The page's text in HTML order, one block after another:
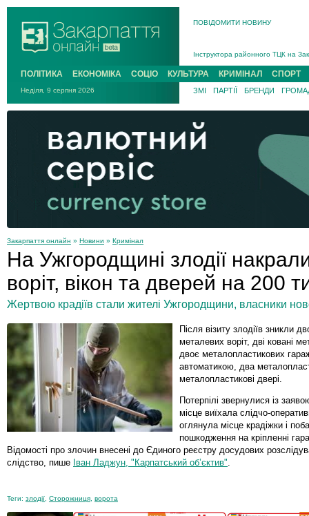
ПОВІДОМИТИ НОВИНУ
Інструктора районного ТЦК на
В Ужгороді попрощаються із
В Ужгороді 5 серпня
Підтвердили загибель
На війні з рф поліг військовий з
На війні загинув 26-річний
ПОЛІТИКА ЕКОНОМІКА СОЦІО КУЛЬТУРА КРИМІНАЛ СПОРТ
Неділя, 9 серпня 2026 ЗМІ ПАРТІЇ БРЕНДИ
Закарпаття онлайн » Новини » Кримінал
На Ужгородщині злодії
воріт, вікон та дверей на 200
Жертвою крадіїв стали жителі Ужгородщини, власники
Після візиту злодіїв зникли
металевих воріт, дві ковані
двоє металопластикових
автоматикою, два
металопластикові двері.
Потерпілі звернулися із
місце виїхала слідчо-
оглянула місце крадіжки і
пошкодження на кріпленні
Відомості про злочин внесені до Єдиного реєстру досудових
слідство, пише Іван Ладжун, "Карпатський об’єктив"
Теги: злодії Сторожниця ворота